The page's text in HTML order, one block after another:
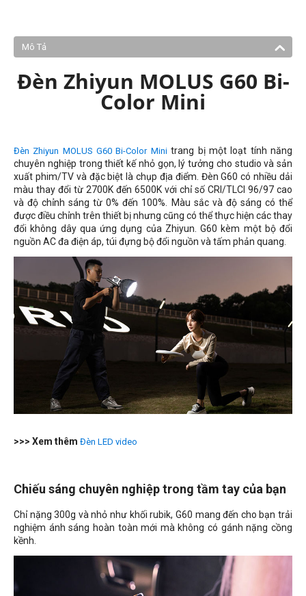
Mô Tả
Đèn Zhiyun MOLUS G60 Bi-
Color Mini
Đèn Zhiyun MOLUS G60 Bi-Color Minitrang bị một loạt tính năng
chuyên nghiệp trong thiết kế nhỏ gọn, lý tưởng cho studio và sản
xuất phim/TV và đặc biệt là chụp địa điểm. Đèn G60 có nhiều dải
màu thay đổi từ 2700K đến 6500K với chỉ số CRI/TLCI 96/97 cao
và độ chỉnh sáng từ 0% đến 100%. Màu sắc và độ sáng có thể
được điều chỉnh trên thiết bị nhưng cũng có thể thực hiện các thay
đổi không dây qua ứng dụng của Zhiyun. G60 kèm một bộ đổi
nguồn AC đa điện áp, túi đựng bộ đổi nguồn và tấm phản quang.
>>> Xem thêm Đèn LED video
Chiếu sáng chuyên nghiệp trong tầm tay của bạn
Chỉ nặng300g và nhỏ như khối rubik, G60 mang đến cho bạn trải
nghiệm ánh sáng hoàn toàn mới mà không có gánh nặng cồng
kềnh.